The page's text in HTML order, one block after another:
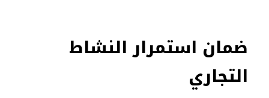
ضمان استمرار النشاط
التجاري